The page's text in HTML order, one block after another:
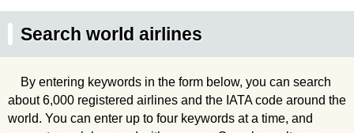
Search world airlines
By entering keywords in the form below, you can search
about 6,000 registered airlines and the IATA code around the
world. You can enter up to four keywords at a time, and